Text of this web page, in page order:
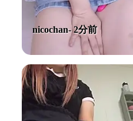
nicochan- 2分前